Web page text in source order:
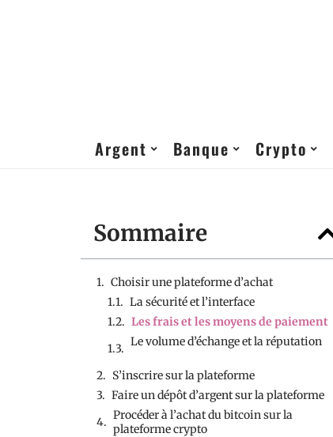
Argent Banque Crypto
Sommaire
Choisir une plateforme d’achat
La sécurité et l’interface
Les frais et les moyens de paiement
Le volume d’échange et la réputation
S’inscrire sur la plateforme
Faire un dépôt d’argent sur la plateforme
Procéder à l’achat du bitcoin sur la
plateforme crypto